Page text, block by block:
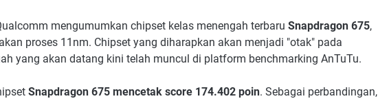
mengumumkan chipset kelas menengah terbaru Snapdragon 675,
proses 11nm. Chipset yang diharapkan akan menjadi "otak" pada
yang akan datang kini telah muncul di platform benchmarking AnTuTu.
Snapdragon 675 mencetak score 174.402 poin. Sebagai perbandingan,